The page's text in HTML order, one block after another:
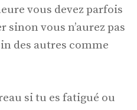
vous devez parfois
vous n’aurez pas
des autres comme
si tu es fatigué ou